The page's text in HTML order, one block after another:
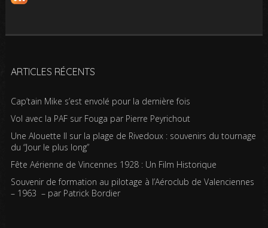
ARTICLES RÉCENTS
Cap’tain Mike s’est envolé pour la dernière fois
Vol avec la PAF sur Fouga par Pierre Peyrichout
Une Alouette II sur la plage de Rivedoux : souvenirs du tournage
du “Jour le plus long”
Fête Aérienne de Vincennes 1928 : Un Film Historique
Souvenir de formation au pilotage à l’Aéroclub de Valenciennes
– 1963 – par Patrick Bordier